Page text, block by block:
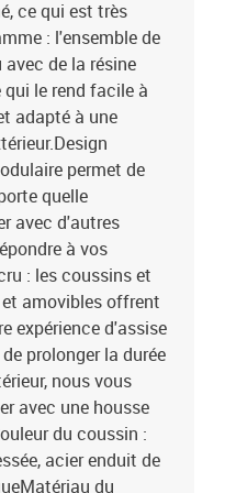
ce qui est très
: l'ensemble de
de la résine
le rend facile à
adapté à une
permet de
quelle
avec d'autres
à vos
: les coussins et
amovibles offrent
expérience d'assise
prolonger la durée
nous vous
avec une housse
du coussin :
acier enduit de
du